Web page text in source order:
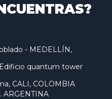
- MEDELLÍN,
Edificio quantum tower
CALI, COLOMBIA
ARGENTINA